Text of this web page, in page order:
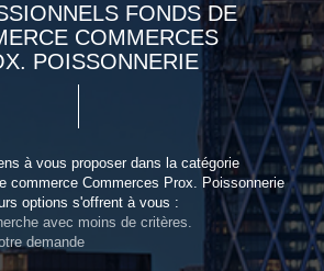
FONDS DE
COMMERCES
POISSONNERIE
à vous proposer dans la catégorie
commerce Commerces Prox. Poissonnerie
options s'offrent à vous :
avec moins de critères.
demande